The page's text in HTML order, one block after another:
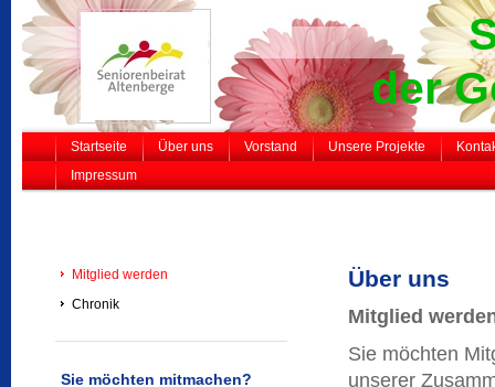
der
Startseite Über uns Vorstand Unsere Projekte
Impressum
Mitglied werden
Chronik
Sie möchten mitmachen?
Über uns
Mitglied
Sie möchten
unserer